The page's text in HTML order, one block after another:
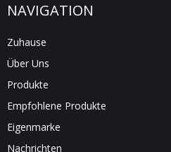
NAVIGATION
Zuhause
Über Uns
Produkte
Empfohlene Produkte
Eigenmarke
Nachrichten